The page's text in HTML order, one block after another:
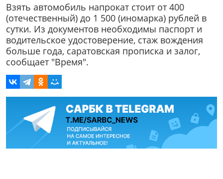
Взять автомобиль напрокат стоит от 400
(отечественный) до 1 500 (иномарка) рублей в
сутки. Из документов необходимы паспорт и
водительское удостоверение, стаж вождения
больше года, саратовская прописка и залог,
сообщает "Время".